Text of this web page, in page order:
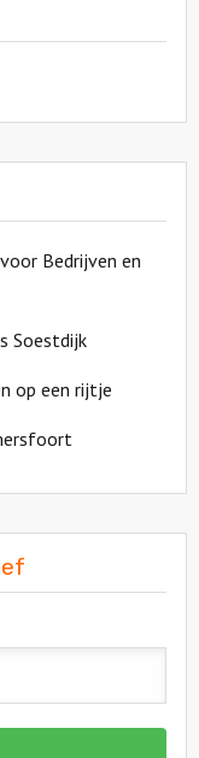
Bedrijven en
Soestdijk
op een rijtje